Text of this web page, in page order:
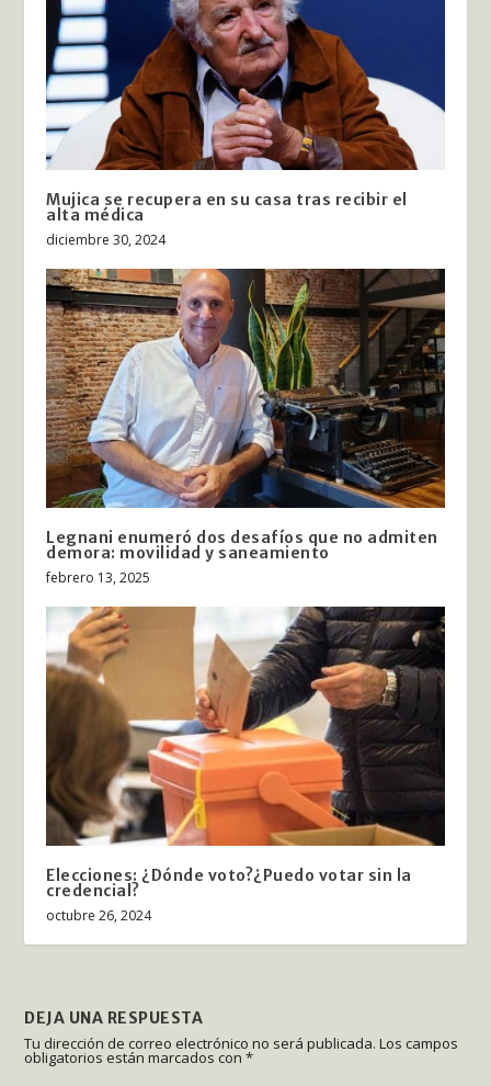
Mujica se recupera en su casa tras recibir el
alta médica
diciembre 30, 2024
Legnani enumeró dos desafíos que no admiten
demora: movilidad y saneamiento
febrero 13, 2025
Elecciones: ¿Dónde voto?¿Puedo votar sin la
credencial?
octubre 26, 2024
DEJA UNA RESPUESTA
Tu dirección de correo electrónico no será publicada. Los campos
obligatorios están marcados con*